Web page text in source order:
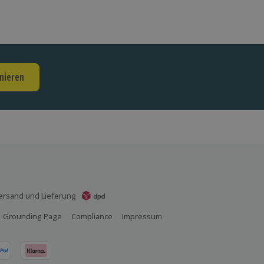
und Lieferung
Grounding Page Compliance Impressum